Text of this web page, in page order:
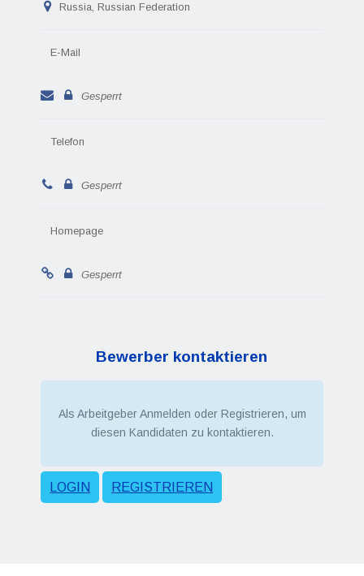
Russia, Russian Federation
E-Mail
Gesperrt
Telefon
Gesperrt
Homepage
Gesperrt
Bewerber kontaktieren
Als Arbeitgeber Anmelden oder Registrieren, um
diesen Kandidaten zu kontaktieren.
LOGIN REGISTRIEREN